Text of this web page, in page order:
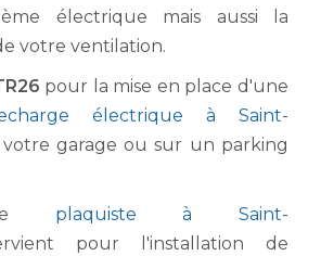
électrique mais aussi la
votre ventilation.
pour la mise en place d'une
électrique à Saint-
votre garage ou sur un parking
plaquiste à Saint-
pour l'installation de